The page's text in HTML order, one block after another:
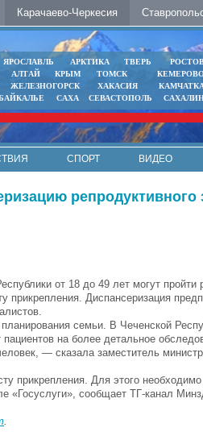
Карачаево-Черкесия
ЯРОСЛАВЛЬ АРКТИКА ТВЕРЬ
АЛТАЙ КРЫМ ТОМСК
ЖЕЛЕЗНОГОРСК ХАКАСИЯ
САХА СЕВАСТОПОЛЬ
СПОРТ ВИДЕО
от 18 до 49 лет могут
прикрепления. Диспансеризация
семьи. В Чеченской
на более детальное
— сказала заместитель
прикрепления. Для этого
«Госуслуги», сообщает ТГ-канал